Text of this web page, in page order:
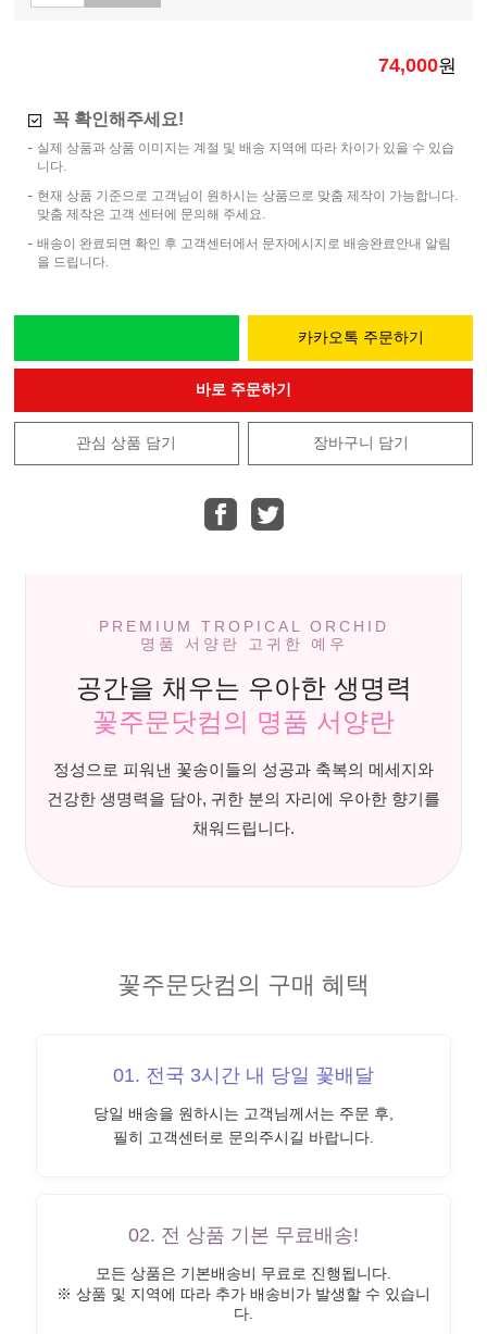
74,000원
꼭 확인해주세요!
실제 상품과 상품 이미지는 계절 및 배송 지역에 따라 차이가 있을 수 있습
니다.
현재 상품 기준으로 고객님이 원하시는 상품으로 맞춤 제작이 가능합니다.
맞춤 제작은 고객 센터에 문의해 주세요.
배송이 완료되면 확인 후 고객센터에서 문자메시지로 배송완료안내 알림
을 드립니다.
카카오톡 주문하기
바로 주문하기
관심 상품 담기 장바구니 담기
PREMIUM TROPICAL ORCHID
명품 서양란 고귀한 예우
공간을 채우는 우아한 생명력
꽃주문닷컴의 명품 서양란
정성으로 피워낸 꽃송이들의 성공과 축복의 메세지와
건강한 생명력을 담아, 귀한 분의 자리에 우아한 향기를
채워드립니다.
꽃주문닷컴의 구매 혜택
01. 전국 3시간 내 당일 꽃배달
당일 배송을 원하시는 고객님께서는 주문 후,
필히 고객센터로 문의주시길 바랍니다.
02. 전 상품 기본 무료배송!
모든 상품은 기본배송비 무료로 진행됩니다.
※ 상품 및 지역에 따라 추가 배송비가 발생할 수 있습니
다.